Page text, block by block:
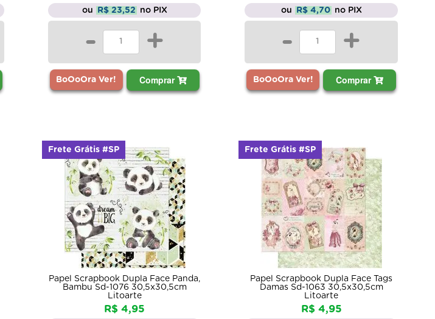
ou R$ 23,52 no PIX
- +
BoOoOra Ver! Comprar
ou R$ 4,70 no PIX
- +
BoOoOra Ver! Comprar
Papel Scrapbook Dupla Face Panda,
Bambu Sd-1076 30,5x30,5cm
Litoarte
R$ 4,95
Frete Grátis #SP
Papel Scrapbook Dupla Face Tags
Damas Sd-1063 30,5x30,5cm
Litoarte
R$ 4,95
Frete Grátis #SP